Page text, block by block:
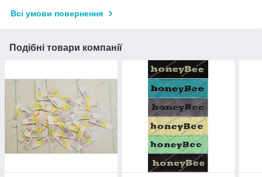
Всі умови повернення
Подібні товари компанії